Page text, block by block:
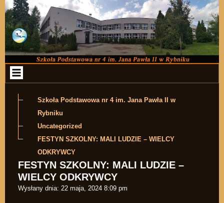
Przejdź do zawartości
Szkoła Podstawowa nr 4 im. Jana Pawła II w
Rybniku
Uncategorized
FESTYN SZKOLNY: MALI LUDZIE – WIELCY
ODKRYWCY
FESTYN SZKOLNY: MALI LUDZIE –
WIELCY ODKRYWCY
Wysłany dnia: 22 maja, 2024 8:09 pm